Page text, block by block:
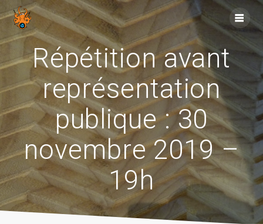
to
Répétition avant
représentation
publique : 30
novembre 2019 –
19h